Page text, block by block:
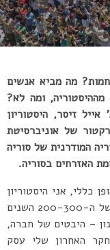
מה מביא אנשים
ומה לא?
זיסר, היסטוריון
של אוניברסיטת
המודרנית של סוריה
האזרחים בסוריה.
כללי, אני היסטוריון
של המזרח התיכון בעת המודרנית, זה אומר של ה-200-300 השנים
– היבטים של חברה,
האחרון שלי עסק